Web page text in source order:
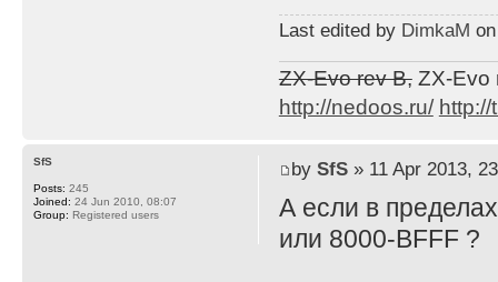
Last edited by DimkaM
ZX-Evo rev B,ZX-Evo
http://nedoos.ru/
by SfS» 11 Apr 2013,
А если в
или 8000-BFFF ?
SfS
Posts: 245
Joined: 24 Jun 2010, 08:07
Group: Registered users